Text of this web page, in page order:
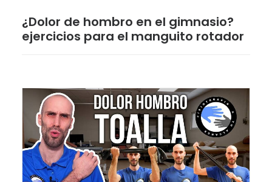
¿Dolor de hombro en el gimnasio?
ejercicios para el manguito rotador